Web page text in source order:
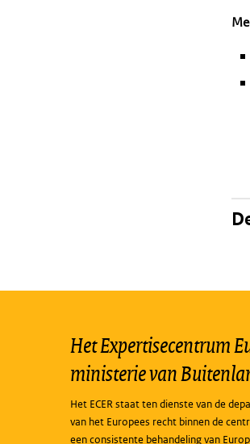
Het Expertisecentrum
ministerie van
Het ECER staat ten dienste van de
van het Europees recht binnen de
een consistente behandeling van